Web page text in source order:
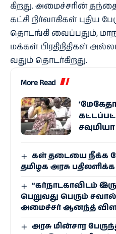
கிறது. அமைச்​சரின்
கட்சி நிர்​வாகி​கள்
தொடங்கி வைப்​பதும்,
மக்​கள் பிர​தி​நி​தி​கள்
வதும் தொடர்​கிறது.
More Read
கள் தடையை நீக்க
தமிழக அரசு
“கர்நாடகாவிடம்
பெறுவது பெரும்
அமைச்சர் ஆனந்த்
அரசு மின்சார